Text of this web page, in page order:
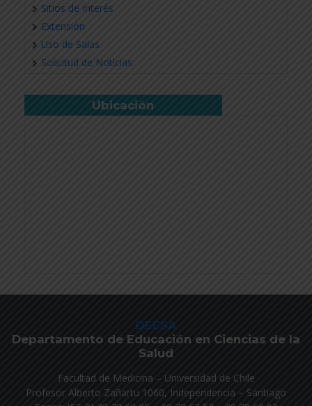
Sitios de Interés
Extensión
Uso de Salas
Solicitud de Noticias
Ubicación
DECSA
Departamento de Educación en Ciencias de la
Salud
Facultad de Medicina – Universidad de Chile
Profesor Alberto Zañartu 1060, Independencia – Santiago